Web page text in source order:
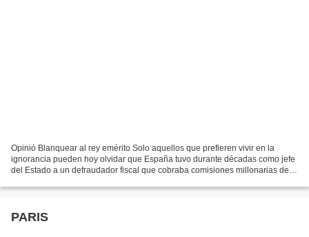
Opinió Blanquear al rey emérito Solo aquellos que prefieren vivir en la
ignorancia pueden hoy olvidar que España tuvo durante décadas como jefe
del Estado a un defraudador fiscal que cobraba comisiones millonarias de
PARIS